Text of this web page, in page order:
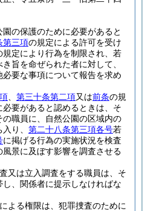
の保護のために必要があると
第三項の規定による許可を受け
規定により行為を制限され、若
旨を命ぜられた者に対して、
要な事項について報告を求め
第三十条第二項又は前条の規
要があると認めるときは、そ
職員に、自然公園の区域内の
り、 第二十八条第三項各号若
に掲げる行為の実施状況を検査
景に及ぼす影響を調査させる
又は立入調査をする職員は、そ
、関係者に提示しなければな
よる権限は、犯罪捜査のために